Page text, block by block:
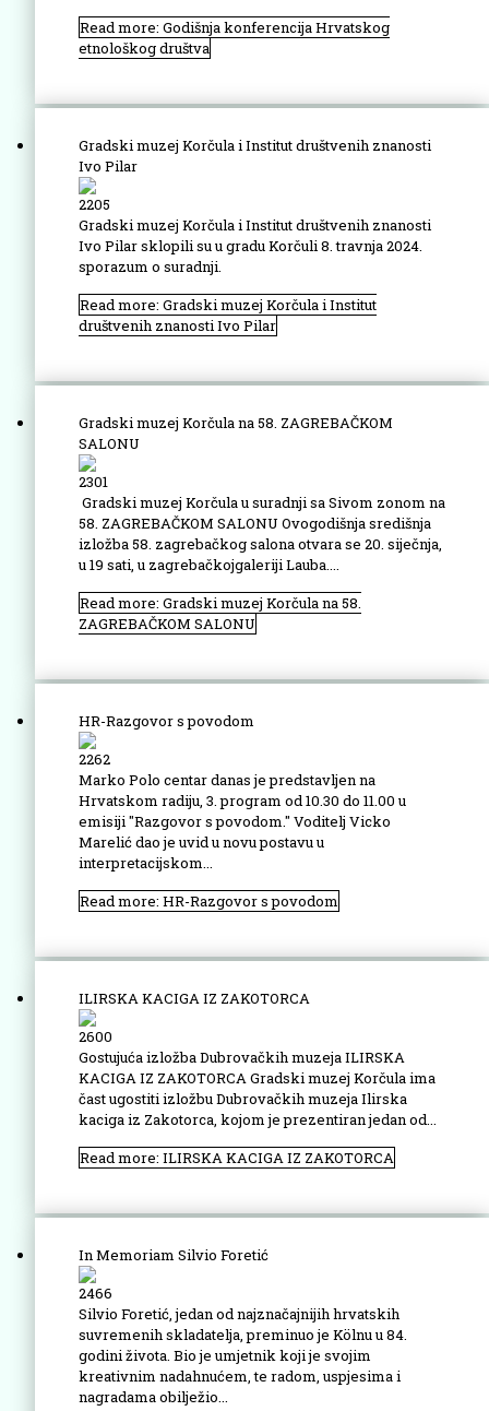
Read more: Godišnja konferencija Hrvatskog
etnološkog društva
Gradski muzej Korčula i Institut društvenih znanosti
Ivo Pilar
2205
Gradski muzej Korčula i Institut društvenih znanosti
Ivo Pilar sklopili su u gradu Korčuli 8. travnja 2024.
sporazum o suradnji.
Read more: Gradski muzej Korčula i Institut
društvenih znanosti Ivo Pilar
Gradski muzej Korčula na 58. ZAGREBAČKOM
SALONU
2301
Gradski muzej Korčula u suradnji sa Sivom zonom na
58. ZAGREBAČKOM SALONU Ovogodišnja središnja
izložba 58. zagrebačkog salona otvara se 20. siječnja,
u 19 sati, u zagrebačkojgaleriji Lauba....
Read more: Gradski muzej Korčula na 58.
ZAGREBAČKOM SALONU
HR-Razgovor s povodom
2262
Marko Polo centar danas je predstavljen na
Hrvatskom radiju, 3. program od 10.30 do 11.00 u
emisiji "Razgovor s povodom." Voditelj Vicko
Marelić dao je uvid u novu postavu u
interpretacijskom...
Read more: HR-Razgovor s povodom
ILIRSKA KACIGA IZ ZAKOTORCA
2600
Gostujuća izložba Dubrovačkih muzeja ILIRSKA
KACIGA IZ ZAKOTORCA Gradski muzej Korčula ima
čast ugostiti izložbu Dubrovačkih muzeja Ilirska
kaciga iz Zakotorca, kojom je prezentiran jedan od...
Read more: ILIRSKA KACIGA IZ ZAKOTORCA
In Memoriam Silvio Foretić
2466
Silvio Foretić, jedan od najznačajnijih hrvatskih
suvremenih skladatelja, preminuo je Kölnu u 84.
godini života. Bio je umjetnik koji je svojim
kreativnim nadahnućem, te radom, uspjesima i
nagradama obilježio...